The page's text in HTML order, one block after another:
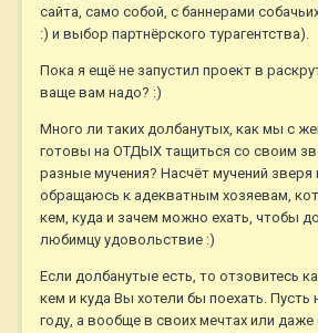
сайта, само собой, с баннерами
:) и выбор партнёрского турагентства).
Пока я ещё не запустил проект в
ваще вам надо? :)
Много ли таких долбанутых, как мы с
готовы на ОТДЫХ тащиться со своим
разные мучения? Насчёт мучений зверя
обращаюсь к адекватным хозяевам,
кем, куда и зачем можно ехать, чтобы
любимцу удовольствие :)
Если долбанутые есть, то отзовитесь
кем и куда Вы хотели бы поехать. Пусть
году, а вообще в своих мечтах или даже